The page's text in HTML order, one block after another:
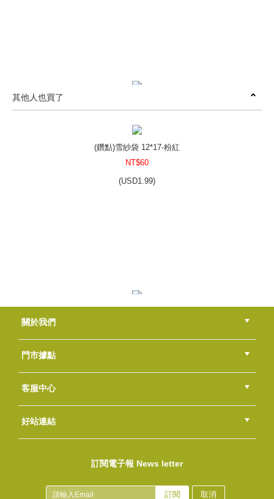
USD1.66)
(USD1.16)
其他人也買了
(鑽點)雪紗袋 12*17-粉紅
NT$60
(USD1.99)
關於我們
公司簡介
品牌故事
最新消息
隱私權聲明
版權聲明
門市據點
總部
北區
中區
南區
東區
海外
客服中心
會員等級
購物流程
訂單查詢
常見問題
海外訂購流程
連絡我們
下載專區
紅利點數
好站連結
訂閱電子報 News letter
訂閱 取消